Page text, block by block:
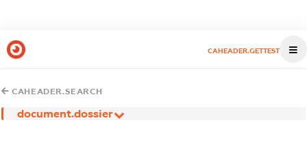
CAHEADER.GETTEST
CAHEADER.SEARCH
document.dossier